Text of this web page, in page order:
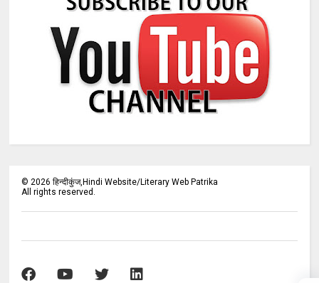
©2026 हिन्दीकुंज,Hindi Website/Literary Web Patrika
All rights reserved.